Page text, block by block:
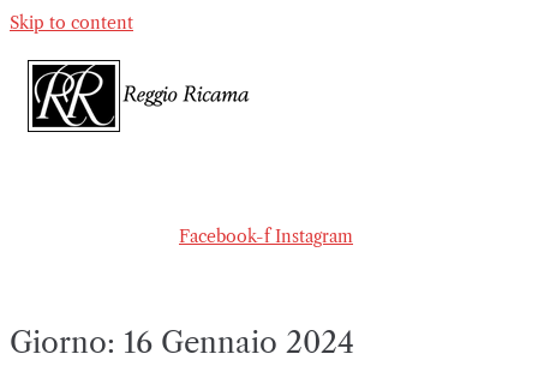
Skip to content
Facebook-f Instagram
Giorno: 16 Gennaio 2024